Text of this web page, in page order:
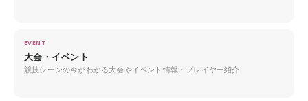
EVENT
大会・イベント
競技シーンの今がわかる大会やイベント情報・プレイヤー紹介